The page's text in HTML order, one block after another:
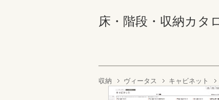
床・階段・収納カタ
収納 ヴィータス キャビネット